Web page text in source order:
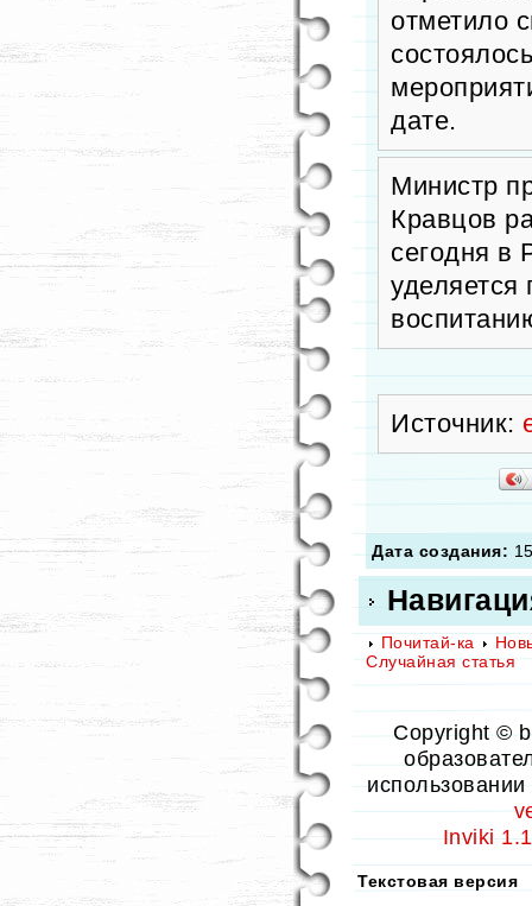
отметило
дате.
Министр
Кравцов
сегодня в
уделяется
Источник:
Дата создания:
Почитай-ка
Случайная статья
Copyright ©
Inviki
Текстовая версия